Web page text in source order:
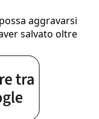
aggravarsi
salvato oltre